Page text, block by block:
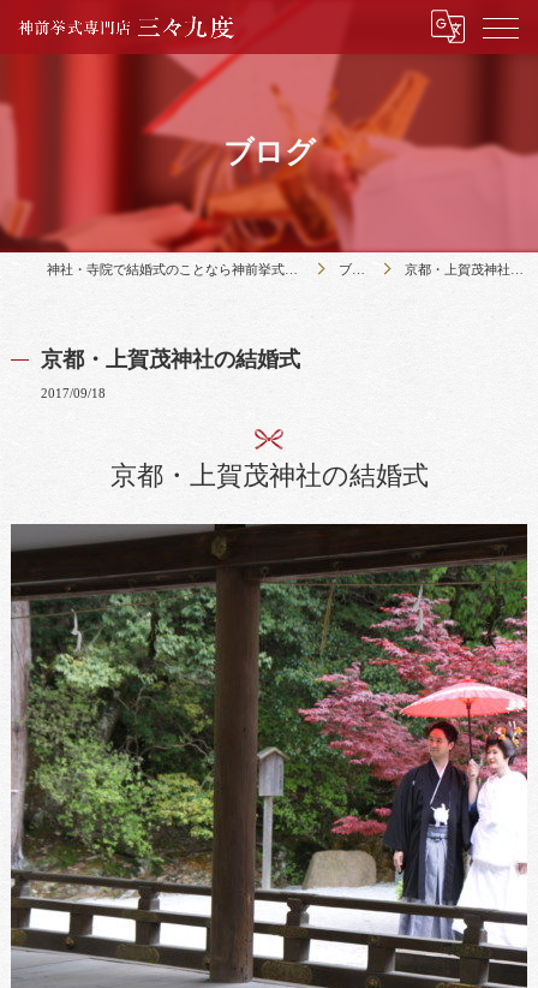
ブログ
神社・寺院で結婚式のことなら神前挙式専門店三々九度 ブログ 京都・上賀茂神社の結婚式
京都・上賀茂神社の結婚式
2017/09/18
京都・上賀茂神社の結婚式